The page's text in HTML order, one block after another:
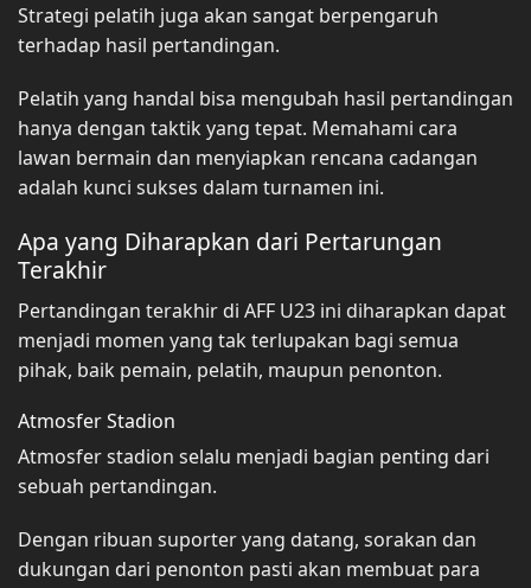
Strategi pelatih juga akan sangat berpengaruh
terhadap hasil pertandingan.
Pelatih yang handal bisa mengubah hasil pertandingan
hanya dengan taktik yang tepat. Memahami cara
lawan bermain dan menyiapkan rencana cadangan
adalah kunci sukses dalam turnamen ini.
Apa yang Diharapkan dari Pertarungan
Terakhir
Pertandingan terakhir di AFF U23 ini diharapkan dapat
menjadi momen yang tak terlupakan bagi semua
pihak, baik pemain, pelatih, maupun penonton.
Atmosfer Stadion
Atmosfer stadion selalu menjadi bagian penting dari
sebuah pertandingan.
Dengan ribuan suporter yang datang, sorakan dan
dukungan dari penonton pasti akan membuat para